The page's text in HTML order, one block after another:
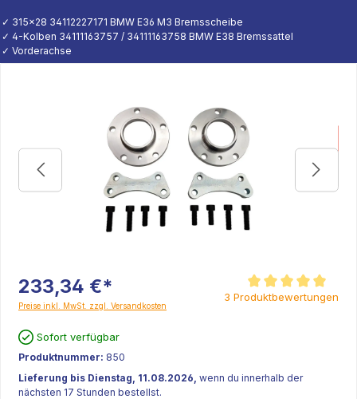
✓ 315x28 34112227171 BMW E36 M3 Bremsscheibe
✓ 4-Kolben 34111163757 / 34111163758 BMW E38 Bremssattel
✓ Vorderachse
233,34 €*
Preise inkl. MwSt. zzgl. Versandkosten
Durchschnittliche
3 Produktbewertungen
Sofort verfügbar
Produktnummer: 850
Lieferung bis Dienstag, 11.08.2026, wenn du innerhalb der
nächsten 17 Stunden bestellst.